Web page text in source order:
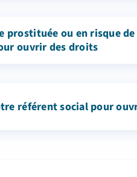
prostituée ou en risque
ouvrir des droits
référent social pour